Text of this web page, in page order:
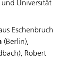
Universität
Eschenbruch
(Berlin),
Robert